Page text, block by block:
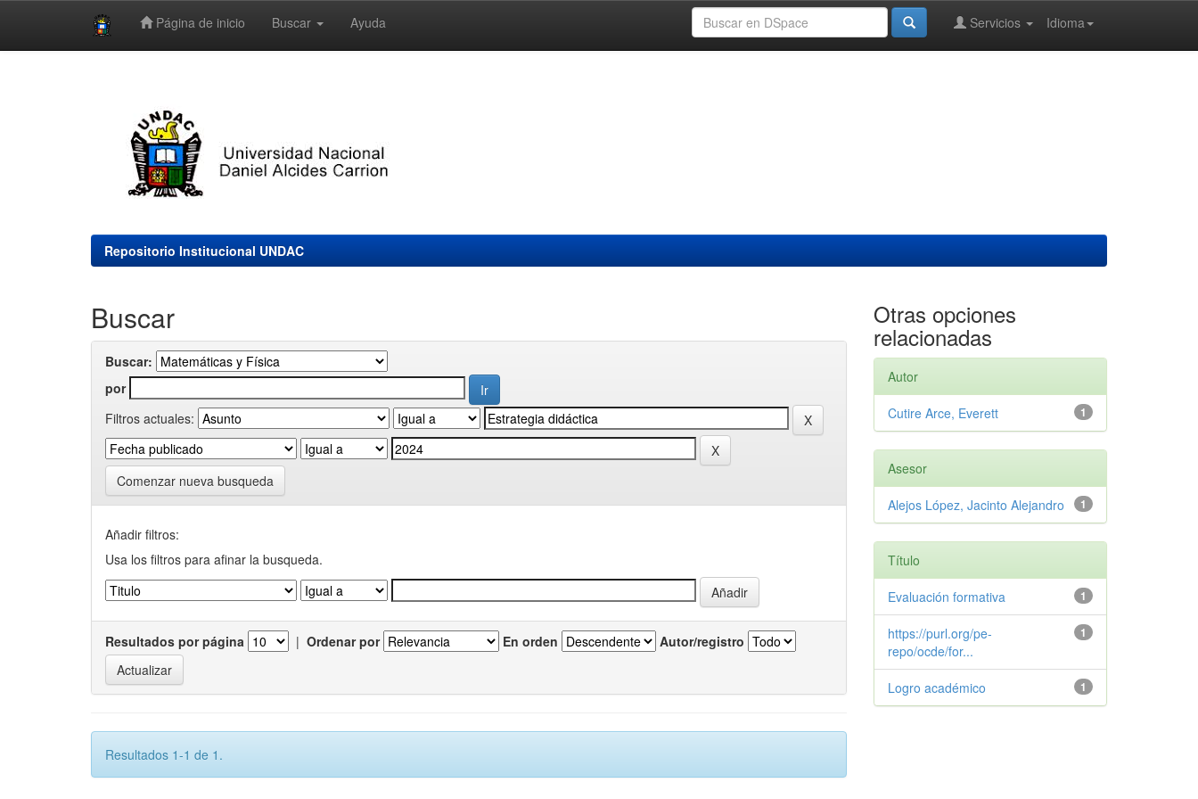
Página de inicio Buscar Ayuda Idioma
Servicios
Repositorio Institucional UNDAC
Buscar
Buscar:
por
Filtros actuales:
Comenzar nueva busqueda
Añadir filtros:
Usa los filtros para afinar la busqueda.
Resultados por página | Ordenar por En orden Autor/registro
Resultados 1-1 de 1.
Otras opciones
relacionadas
Autor
1
Cutire Arce, Everett
Asesor
1
Alejos López, Jacinto Alejandro
Título
1
Evaluación formativa
1
https://purl.org/pe-
repo/ocde/for...
1
Logro académico